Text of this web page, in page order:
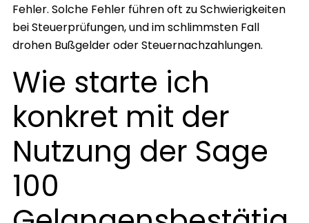
Fehler. Solche Fehler führen oft zu Schwierigkeiten
bei Steuerprüfungen, und im schlimmsten Fall
drohen Bußgelder oder Steuernachzahlungen.
Wie starte ich
konkret mit der
Nutzung der Sage
100